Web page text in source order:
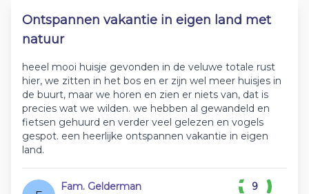
Ontspannen vakantie in eigen land met
natuur
heeel mooi huisje gevonden in de veluwe totale rust
hier, we zitten in het bos en er zijn wel meer huisjes in
de buurt, maar we horen en zien er niets van, dat is
precies wat we wilden. we hebben al gewandeld en
fietsen gehuurd en verder veel gelezen en vogels
gespot. een heerlijke ontspannen vakantie in eigen
land.
Fam. Gelderman 9